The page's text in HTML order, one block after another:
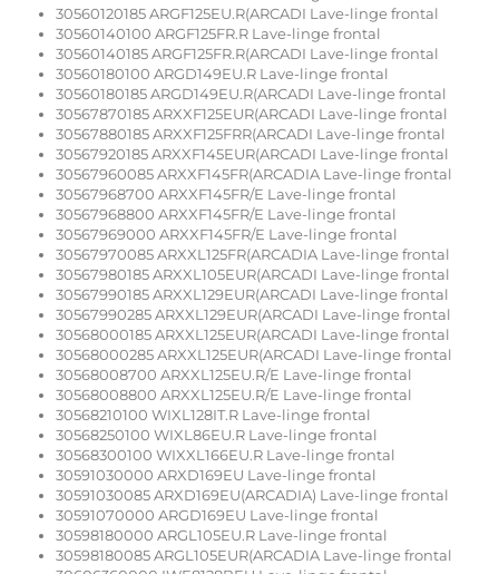
30560120185 ARGF125EU.R(ARCADI Lave-linge frontal
30560140100 ARGF125FR.R Lave-linge frontal
30560140185 ARGF125FR.R(ARCADI Lave-linge frontal
30560180100 ARGD149EU.R Lave-linge frontal
30560180185 ARGD149EU.R(ARCADI Lave-linge frontal
30567870185 ARXXF125EUR(ARCADI Lave-linge frontal
30567880185 ARXXF125FRR(ARCADI Lave-linge frontal
30567920185 ARXXF145EUR(ARCADI Lave-linge frontal
30567960085 ARXXF145FR(ARCADIA Lave-linge frontal
30567968700 ARXXF145FR/E Lave-linge frontal
30567968800 ARXXF145FR/E Lave-linge frontal
30567969000 ARXXF145FR/E Lave-linge frontal
30567970085 ARXXL125FR(ARCADIA Lave-linge frontal
30567980185 ARXXL105EUR(ARCADI Lave-linge frontal
30567990185 ARXXL129EUR(ARCADI Lave-linge frontal
30567990285 ARXXL129EUR(ARCADI Lave-linge frontal
30568000185 ARXXL125EUR(ARCADI Lave-linge frontal
30568000285 ARXXL125EUR(ARCADI Lave-linge frontal
30568008700 ARXXL125EU.R/E Lave-linge frontal
30568008800 ARXXL125EU.R/E Lave-linge frontal
30568210100 WIXL128IT.R Lave-linge frontal
30568250100 WIXL86EU.R Lave-linge frontal
30568300100 WIXXL166EU.R Lave-linge frontal
30591030000 ARXD169EU Lave-linge frontal
30591030085 ARXD169EU(ARCADIA) Lave-linge frontal
30591070000 ARGD169EU Lave-linge frontal
30598180000 ARGL105EU.R Lave-linge frontal
30598180085 ARGL105EUR(ARCADIA Lave-linge frontal